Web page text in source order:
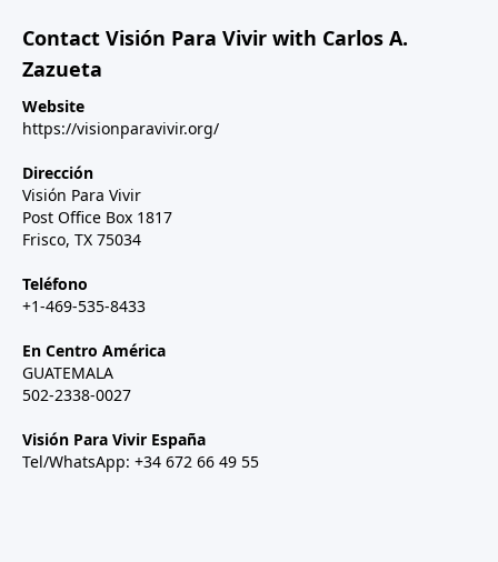
Contact Visión Para Vivir with Carlos A.
Zazueta
Website
https://visionparavivir.org/
Dirección
Visión Para Vivir
Post Office Box 1817
Frisco, TX 75034
Teléfono
+1-469-535-8433
En Centro América
GUATEMALA
502-2338-0027
Visión Para Vivir España
Tel/WhatsApp: +34 672 66 49 55